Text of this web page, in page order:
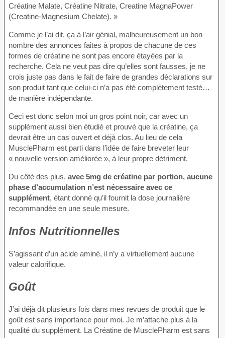
Créatine Malate, Créatine Nitrate, Creatine MagnaPower
(Creatine-Magnesium Chelate). »
Comme je l’ai dit, ça à l’air génial, malheureusement un bon
nombre des annonces faites à propos de chacune de ces
formes de créatine ne sont pas encore étayées par la
recherche. Cela ne veut pas dire qu’elles sont fausses, je ne
crois juste pas dans le fait de faire de grandes déclarations sur
son produit tant que celui-ci n’a pas été complètement testé…
de manière indépendante.
Ceci est donc selon moi un gros point noir, car avec un
supplément aussi bien étudié et prouvé que la créatine, ça
devrait être un cas ouvert et déjà clos. Au lieu de cela
MusclePharm est parti dans l’idée de faire breveter leur
« nouvelle version améliorée », à leur propre détriment.
Du côté des plus, avec 5mg de créatine par portion, aucune
phase d’accumulation n’est nécessaire avec ce
supplément, étant donné qu’il fournit la dose journalière
recommandée en une seule mesure.
Infos Nutritionnelles
S’agissant d’un acide aminé, il n’y a virtuellement aucune
valeur calorifique.
Goût
J’ai déjà dit plusieurs fois dans mes revues de produit que le
goût est sans importance pour moi. Je m’attache plus à la
qualité du supplément. La Créatine de MusclePharm est sans